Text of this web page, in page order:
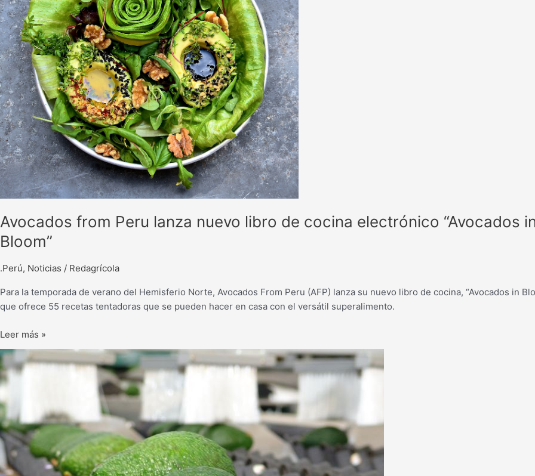
Avocados from Peru lanza nuevo libro de cocina electrónico “Avocados
Bloom”
.Perú, Noticias / Redagrícola
Para la temporada de verano del Hemisferio Norte, Avocados From Peru (AFP) lanza su nuevo libro de cocina, “Avocados in
que ofrece 55 recetas tentadoras que se pueden hacer en casa con el versátil superalimento.
cocina
electrónico
“Avocados
in
Bloom”
Leer más »
“Debemos
educar
más
al
consumidor
chino
para
explotar
ese